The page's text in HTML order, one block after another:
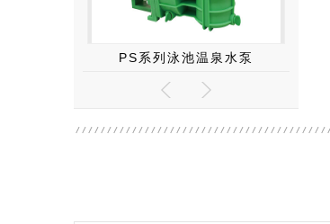
西美克hymatic离子消毒系统